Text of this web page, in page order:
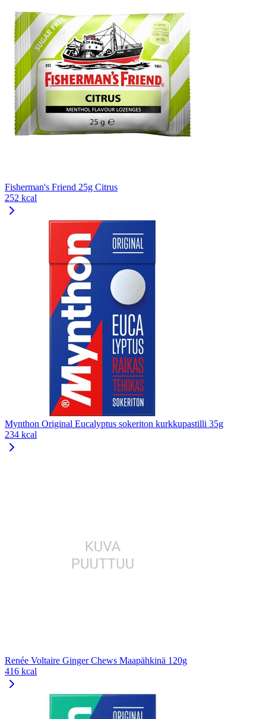
Fisherman's Friend 25g Citrus
252 kcal
Mynthon Original Eucalyptus sokeriton kurkkupastilli 35g
234 kcal
Renée Voltaire Ginger Chews Maapähkinä 120g
416 kcal